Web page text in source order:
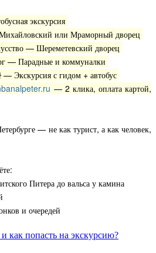
экскурсия
или Мраморный дворец
— Шереметевский дворец
— Парадные и коммуналки
— Экскурсия с гидом + автобус
— 2 клика, оплата картой,
— не как турист, а как человек,
Питера до вальса у камина
и очередей
как попасть на экскурсию?